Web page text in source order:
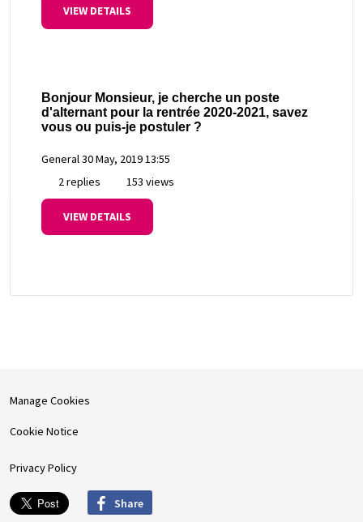
VIEW DETAILS
Bonjour Monsieur, je cherche un poste
d'alternant pour la rentrée 2020-2021, savez
vous ou puis-je postuler ?
General30 May, 2019 13:55
2 replies
153 views
VIEW DETAILS
Manage Cookies
Cookie Notice
Privacy Policy
Share